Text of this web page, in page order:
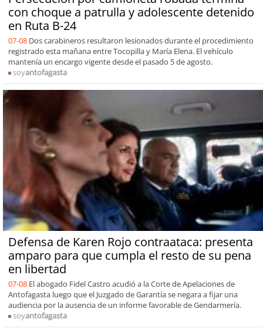
con choque a patrulla y adolescente detenido
en Ruta B-24
07-08 Dos carabineros resultaron lesionados durante el procedimiento
registrado esta mañana entre Tocopilla y María Elena. El vehículo
mantenía un encargo vigente desde el pasado 5 de agosto.
soyantofagasta
Defensa de Karen Rojo contraataca: presenta
amparo para que cumpla el resto de su pena
en libertad
07-08 El abogado Fidel Castro acudió a la Corte de Apelaciones de
Antofagasta luego que el Juzgado de Garantía se negara a fijar una
audiencia por la ausencia de un informe favorable de Gendarmería.
soyantofagasta